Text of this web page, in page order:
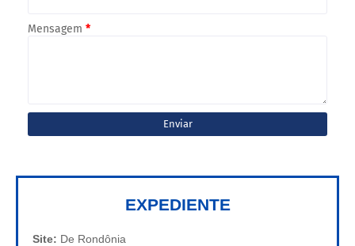
Mensagem *
EXPEDIENTE
Site: De Rondônia